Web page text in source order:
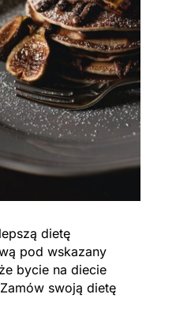
dietę
pod wskazany
bycie na diecie
swoją dietę